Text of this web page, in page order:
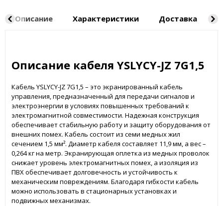
Описание Характеристики Доставка
Описание кабеля YSLYCY-JZ 7G1,5
Кабель YSLYCY-JZ 7G1,5 – это экранированный кабель
управления, предназначенный для передачи сигналов и
электроэнергии в условиях повышенных требований к
электромагнитной совместимости. Надежная конструкция
обеспечивает стабильную работу и защиту оборудования от
внешних помех. Кабель состоит из семи медных жил
сечением 1,5 мм². Диаметр кабеля составляет 11,9 мм, а вес –
0,264 кг на метр. Экранирующая оплетка из медных проволок
снижает уровень электромагнитных помех, а изоляция из
ПВХ обеспечивает долговечность и устойчивость к
механическим повреждениям. Благодаря гибкости кабель
можно использовать в стационарных установках и
подвижных механизмах.